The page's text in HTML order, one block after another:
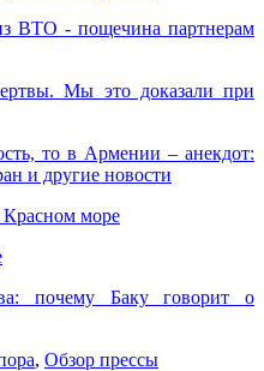
ВТО - пощечина партнерам
Мы это доказали при
то в Армении – анекдот:
и другие новости
море
почему Баку говорит о
, Обзор прессы